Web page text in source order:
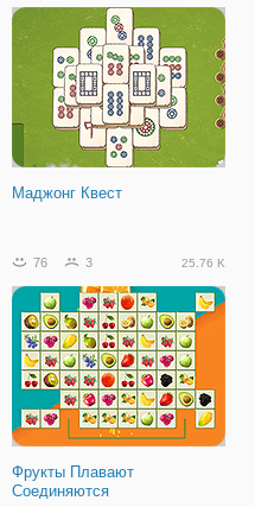
Рождество Пасьянс
Маджонг Квест
76 3 25.76 K
Фрукты Плавают
Соединяются